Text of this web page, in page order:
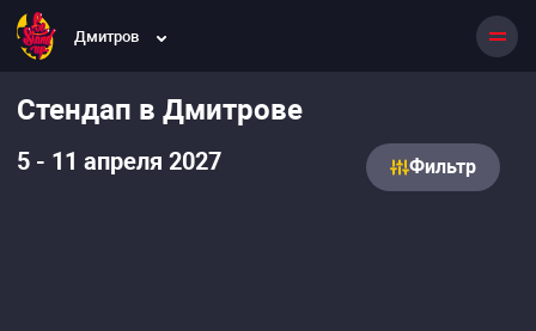
Дмитров
Стендап в Дмитрове
Фильтр
5 - 11 апреля 2027